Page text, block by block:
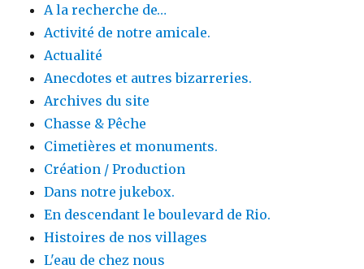
A la recherche de…
Activité de notre amicale.
Actualité
Anecdotes et autres bizarreries.
Archives du site
Chasse & Pêche
Cimetières et monuments.
Création / Production
Dans notre jukebox.
En descendant le boulevard de Rio.
Histoires de nos villages
L'eau de chez nous